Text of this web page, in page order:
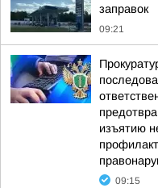
заправок
09:21
изъятию
09:15